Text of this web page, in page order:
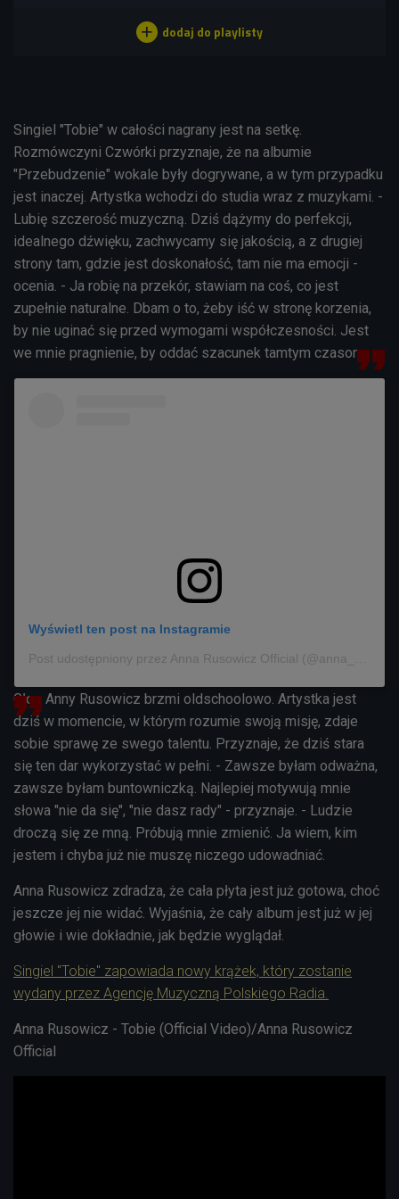
Singiel "Tobie" w całości nagrany jest na setkę.
Rozmówczyni Czwórki przyznaje, że na albumie
"Przebudzenie" wokale były dogrywane, a w tym przypadku
jest inaczej. Artystka wchodzi do studia wraz z muzykami. -
Lubię szczerość muzyczną. Dziś dążymy do perfekcji,
idealnego dźwięku, zachwycamy się jakością, a z drugiej
strony tam, gdzie jest doskonałość, tam nie ma emocji -
ocenia. - Ja robię na przekór, stawiam na coś, co jest
zupełnie naturalne. Dbam o to, żeby iść w stronę korzenia,
by nie uginać się przed wymogami współczesności. Jest
we mnie pragnienie, by oddać szacunek tamtym czasom.
Wyświetl ten post na Instagramie
Głos Anny Rusowicz brzmi oldschoolowo. Artystka jest
dziś w momencie, w którym rozumie swoją misję, zdaje
sobie sprawę ze swego talentu. Przyznaje, że dziś stara
się ten dar wykorzystać w pełni. - Zawsze byłam odważna,
zawsze byłam buntowniczką. Najlepiej motywują mnie
słowa "nie da się", "nie dasz rady" - przyznaje. - Ludzie
droczą się ze mną. Próbują mnie zmienić. Ja wiem, kim
jestem i chyba już nie muszę niczego udowadniać.
Anna Rusowicz zdradza, że cała płyta jest już gotowa, choć
jeszcze jej nie widać. Wyjaśnia, że cały album jest już w jej
głowie i wie dokładnie, jak będzie wyglądał.
Singiel "Tobie" zapowiada nowy krążek, który zostanie
wydany przez Agencję Muzyczną Polskiego Radia.
Anna Rusowicz - Tobie (Official Video)/Anna Rusowicz
Official